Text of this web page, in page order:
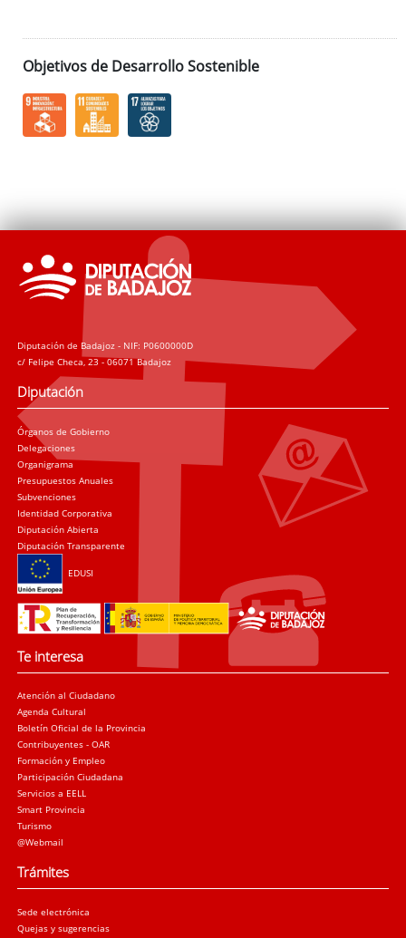
Objetivos de Desarrollo Sostenible
Diputación de Badajoz - NIF: P0600000D
c/ Felipe Checa, 23 - 06071 Badajoz
Diputación
Órganos de Gobierno
Delegaciones
Organigrama
Presupuestos Anuales
Subvenciones
Identidad Corporativa
Diputación Abierta
Diputación Transparente
EDUSI
Te interesa
Atención al Ciudadano
Agenda Cultural
Boletín Oficial de la Provincia
Contribuyentes - OAR
Formación y Empleo
Participación Ciudadana
Servicios a EELL
Smart Provincia
Turismo
@Webmail
Trámites
Sede electrónica
Quejas y sugerencias